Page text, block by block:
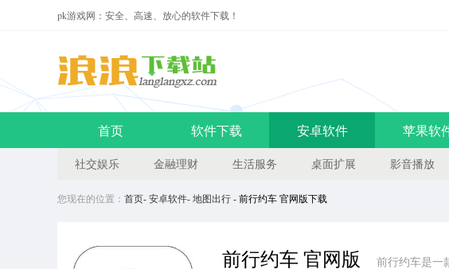
pk游戏网：安全、高速、放心的软件下载！
首页 软件下载 安卓软件 苹果软
社交娱乐 金融理财 生活服务 桌面扩展 影音播放
您现在的位置： 首页-安卓软件-地图出行- 前行约车 官网版下载
前行约车 官网版
前行约车是一